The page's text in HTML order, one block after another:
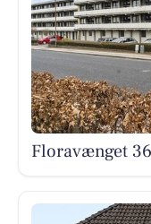
Floravænget